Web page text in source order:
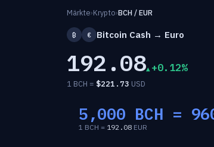
Märkte›Krypto›BCH / EUR
₿ € Bitcoin Cash → Euro
192.08 +0.12%
1 BCH = $221.73 USD
5,000 BCH =
1 BCH = 192.08 EUR